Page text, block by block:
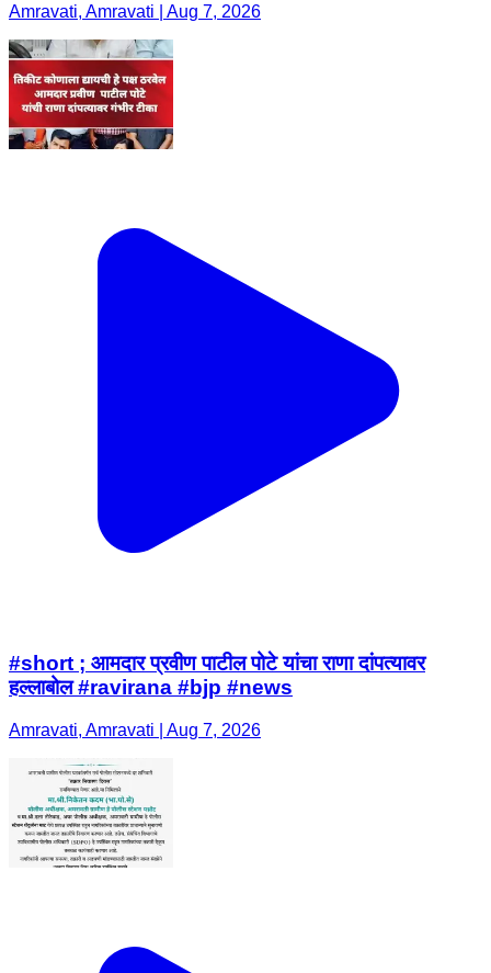
Amravati, Amravati | Aug 7, 2026
#short ; आमदार प्रवीण पाटील पोटे यांचा राणा दांपत्यावर
हल्लाबोल #ravirana #bjp #news
Amravati, Amravati | Aug 7, 2026